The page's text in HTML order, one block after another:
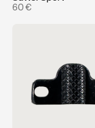
60 €